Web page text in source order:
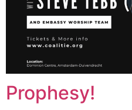
Prophesy!